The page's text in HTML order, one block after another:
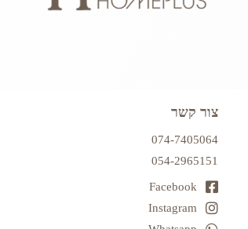
צור קשר
074-7405064
054-2965151
Facebook
Instagram